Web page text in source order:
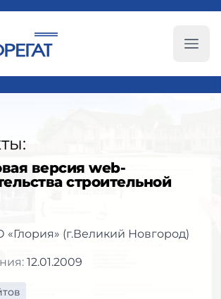
версия web-
строительной
(г.Великий Новгород)
12.01.2009